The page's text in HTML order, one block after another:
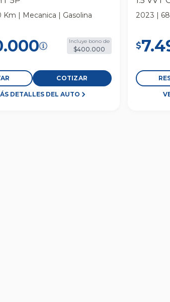
Km | Mecanica | Gasolina
Incluye bono de
$400.000
COTIZAR
DETALLES DEL AUTO
2023 |
$